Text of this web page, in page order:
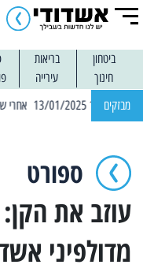
ביטחון בריאות
חינוך
עירייה
מבזקים
ספורט
עוזב את
מדולפיני אשדוד